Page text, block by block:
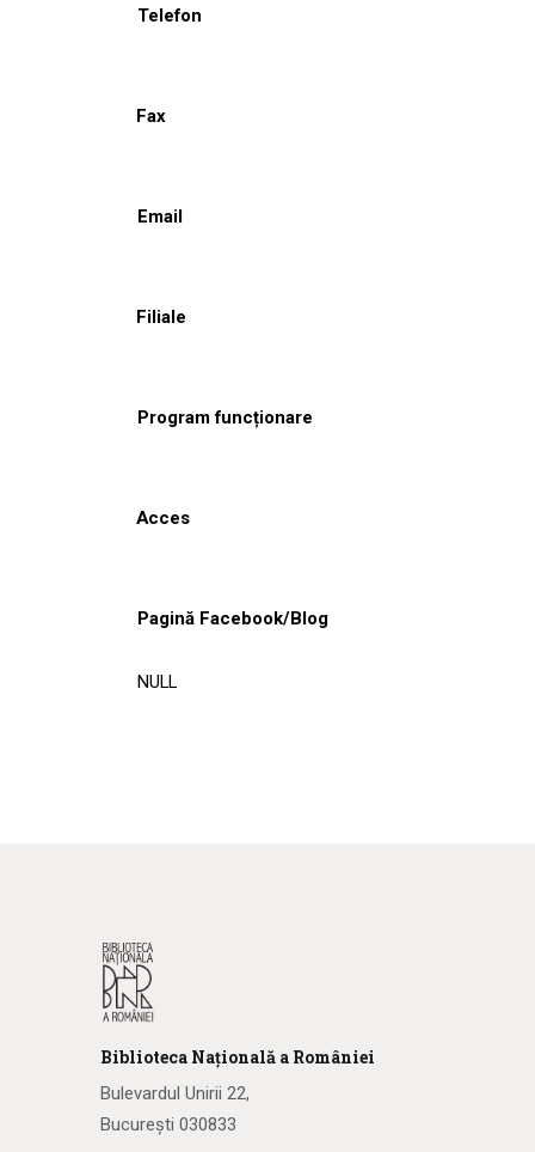
Telefon
Fax
Email
Filiale
Program funcționare
Acces
Pagină Facebook/Blog
NULL
Biblioteca Națională a României
Bulevardul Unirii 22,
București 030833